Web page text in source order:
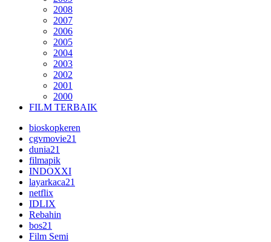
2008
2007
2006
2005
2004
2003
2002
2001
2000
FILM TERBAIK
bioskopkeren
cgvmovie21
dunia21
filmapik
INDOXXI
layarkaca21
netflix
IDLIX
Rebahin
bos21
Film Semi